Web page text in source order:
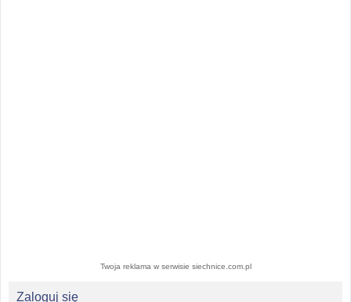
Twoja reklama w serwisie siechnice.com.pl
Zaloguj się